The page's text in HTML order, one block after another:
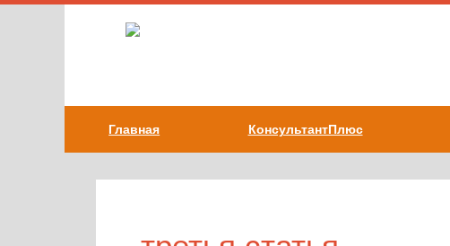
Главная КонсультантПлюс